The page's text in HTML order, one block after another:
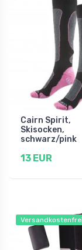
Cairn Spirit,
Skisocken,
schwarz/pink
13 EUR
Versandkostenfrei